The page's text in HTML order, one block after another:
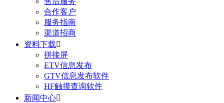
合作客户
服务指南
渠道招商
资料下载
拼接屏
ETV信息发布
GTV信息发布软件
HF触摸查询软件
新闻中心